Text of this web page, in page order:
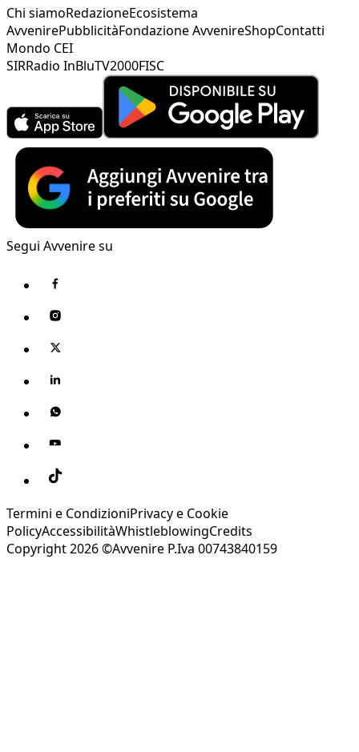
Chi siamoRedazioneEcosistema
AvvenirePubblicitàFondazione AvvenireShopContatti
Mondo CEI
SIRRadio InBluTV2000FISC
Segui Avvenire su
Termini e CondizioniPrivacy e Cookie
PolicyAccessibilitàWhistleblowingCredits
Copyright 2026 ©Avvenire P.Iva 00743840159